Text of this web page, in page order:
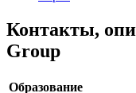
Контакты,
Group
Образование